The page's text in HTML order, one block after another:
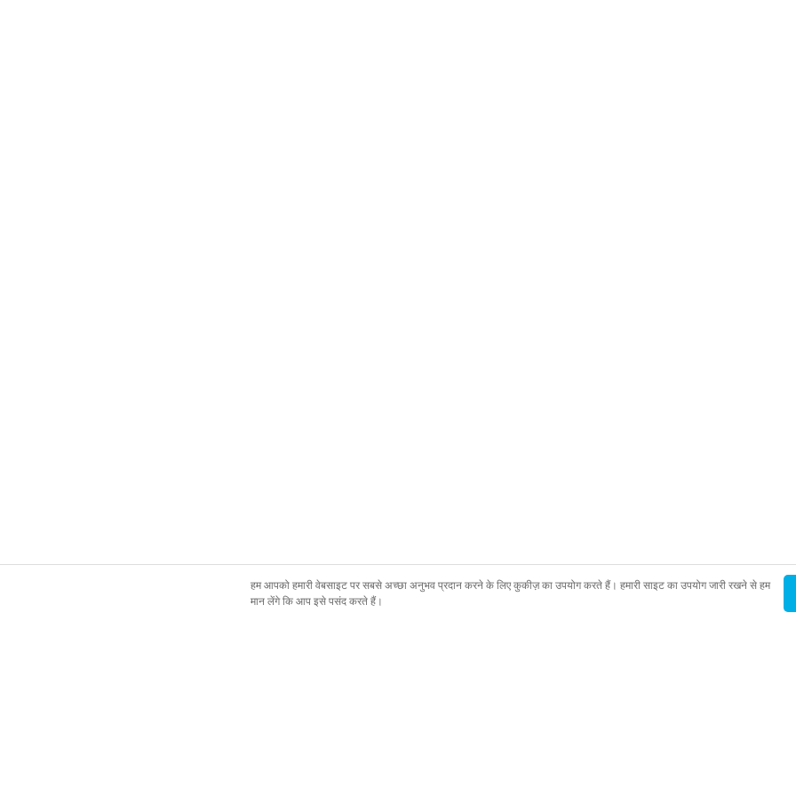
हम आपको हमारी वेबसाइट पर सबसे अच्छा अनुभव प्रदान करने के लिए कुकीज़ का उपयोग करते हैं। हमारी साइट का उपयोग जारी रखने से हम
मान लेंगे कि आप इसे पसंद करते हैं।